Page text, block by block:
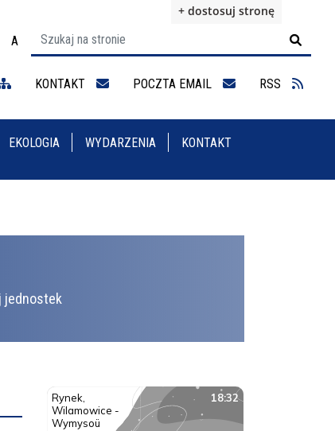
+ dostosuj stronę
na motyw wysokiej widoczności
Ustaw rozmiar czcionki na 125%
A
Ustaw rozmiar czcionki na 100%

KONTAKT POCZTA EMAIL RSS
EKOLOGIA WYDARZENIA KONTAKT
jednostek